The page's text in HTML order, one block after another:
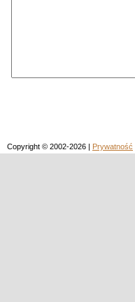
Copyright © 2002-2026 | Prywatność